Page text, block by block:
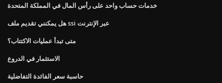
خدمات حساب واحد على رأس المال في المملكة المتحدة
هل يمكنني تقديم ملف ssi عبر الإنترنت
متى تبدأ عمليات الاكتتاب؟
الاستثمار في الدروع
حاسبة سعر الفائدة التفاضلية